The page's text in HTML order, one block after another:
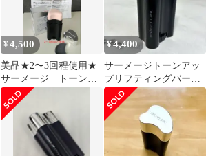
¥4,500
美品★2〜3回程使用★
サーメージ トーンア
ップリフティングバー
ム
¥4,400
サーメージトーンアッ
プリフティングバーム
22g